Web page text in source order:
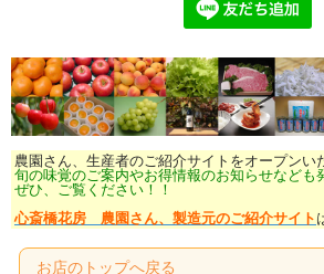
農園さん、生産者のご紹介サイトをオープンい
旬の味覚のご案内やお得情報のお知らせなども
ぜひ、ご覧ください！！
心斎橋花房 農園さん、製造元のご紹介サイト
お店のトップへ戻る